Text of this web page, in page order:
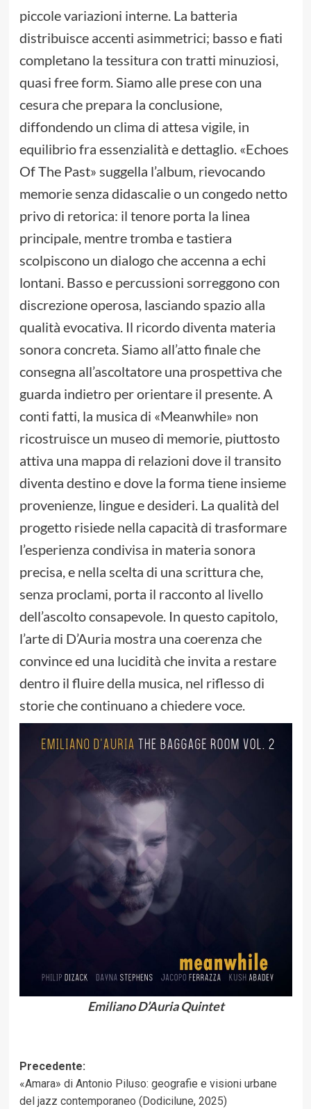
piccole variazioni interne. La batteria
distribuisce accenti asimmetrici; basso e fiati
completano la tessitura con tratti minuziosi,
quasi free form. Siamo alle prese con una
cesura che prepara la conclusione,
diffondendo un clima di attesa vigile, in
equilibrio fra essenzialità e dettaglio. «Echoes
Of The Past» suggella l’album, rievocando
memorie senza didascalie o un congedo netto
privo di retorica: il tenore porta la linea
principale, mentre tromba e tastiera
scolpiscono un dialogo che accenna a echi
lontani. Basso e percussioni sorreggono con
discrezione operosa, lasciando spazio alla
qualità evocativa. Il ricordo diventa materia
sonora concreta. Siamo all’atto finale che
consegna all’ascoltatore una prospettiva che
guarda indietro per orientare il presente. A
conti fatti, la musica di «Meanwhile» non
ricostruisce un museo di memorie, piuttosto
attiva una mappa di relazioni dove il transito
diventa destino e dove la forma tiene insieme
provenienze, lingue e desideri. La qualità del
progetto risiede nella capacità di trasformare
l’esperienza condivisa in materia sonora
precisa, e nella scelta di una scrittura che,
senza proclami, porta il racconto al livello
dell’ascolto consapevole. In questo capitolo,
l’arte di D’Auria mostra una coerenza che
convince ed una lucidità che invita a restare
dentro il fluire della musica, nel riflesso di
storie che continuano a chiedere voce.
Emiliano D’Auria Quintet
Navigazione
articolo
Precedente:
«Amara» di Antonio Piluso: geografie e visioni urbane
del jazz contemporaneo (Dodicilune, 2025)